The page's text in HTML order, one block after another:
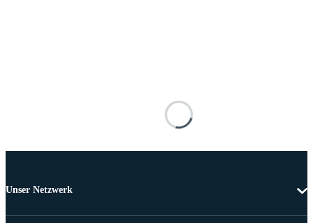
Unser Netzwerk